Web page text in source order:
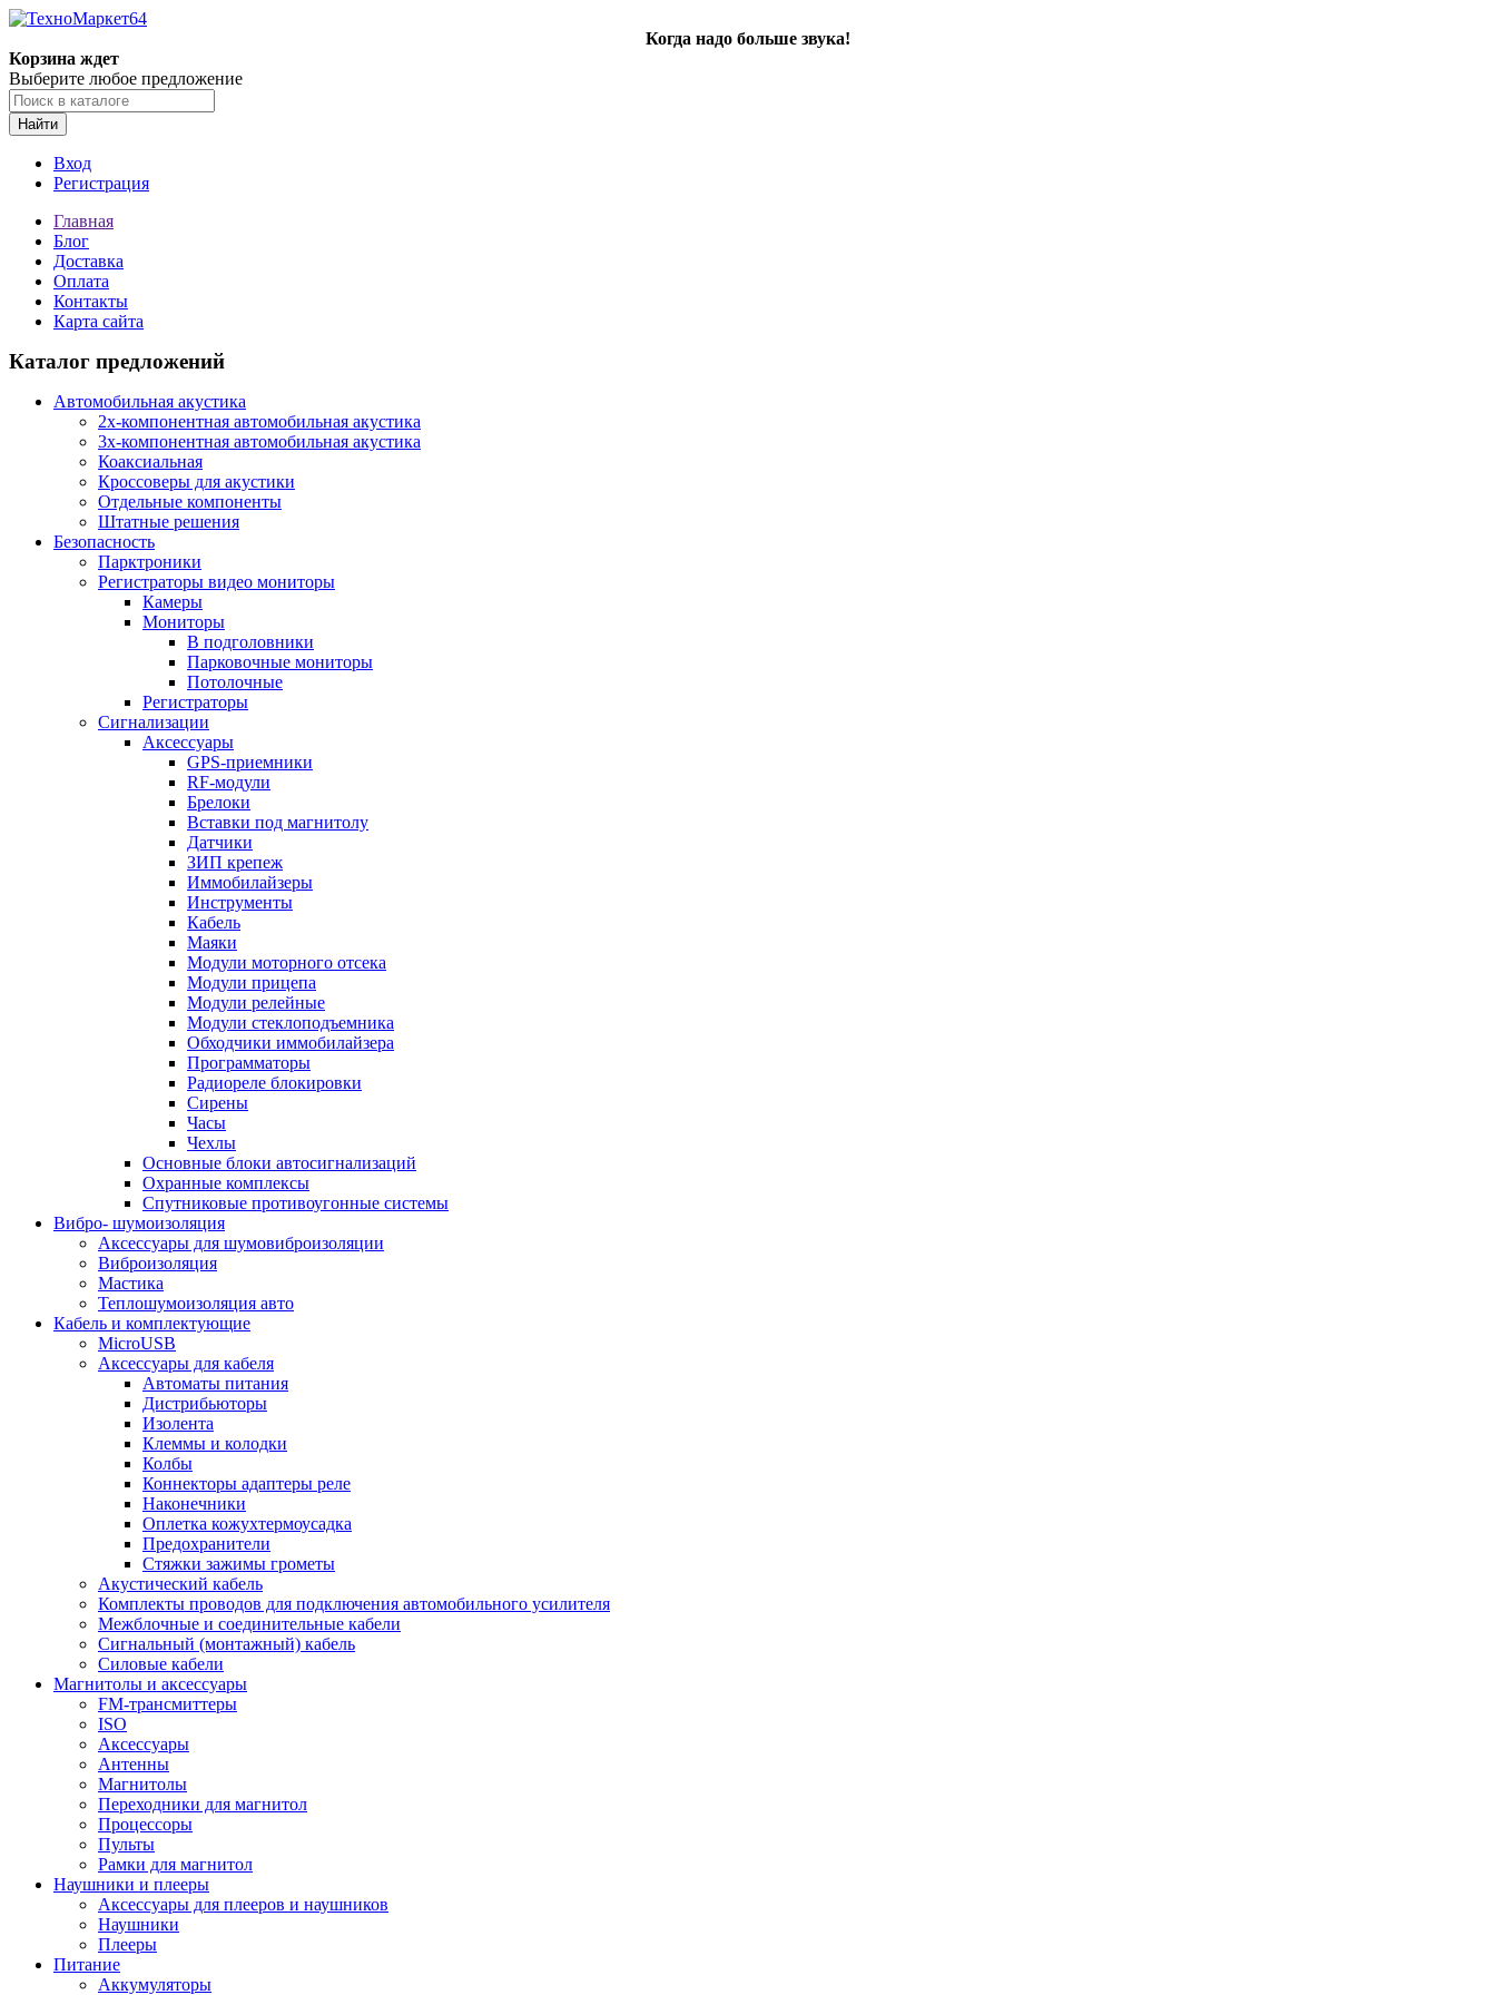
Когда надо больше звука!
Корзина ждет
Выберите любое предложение
Найти
Вход
Регистрация
Главная
Блог
Доставка
Оплата
Контакты
Карта сайта
Каталог предложений
Автомобильная акустика
2х-компонентная автомобильная акустика
3х-компонентная автомобильная акустика
Коаксиальная
Кроссоверы для акустики
Отдельные компоненты
Штатные решения
Безопасность
Парктроники
Регистраторы видео мониторы
Камеры
Мониторы
В подголовники
Парковочные мониторы
Потолочные
Регистраторы
Сигнализации
Аксессуары
GPS-приемники
RF-модули
Брелоки
Вставки под магнитолу
Датчики
ЗИП крепеж
Иммобилайзеры
Инструменты
Кабель
Маяки
Модули моторного отсека
Модули прицепа
Модули релейные
Модули стеклоподъемника
Обходчики иммобилайзера
Программаторы
Радиореле блокировки
Сирены
Часы
Чехлы
Основные блоки автосигнализаций
Охранные комплексы
Спутниковые противоугонные системы
Вибро- шумоизоляция
Аксессуары для шумовиброизоляции
Виброизоляция
Мастика
Теплошумоизоляция авто
Кабель и комплектующие
MicroUSB
Аксессуары для кабеля
Автоматы питания
Дистрибьюторы
Изолента
Клеммы и колодки
Колбы
Коннекторы адаптеры реле
Наконечники
Оплетка кожухтермоусадка
Предохранители
Стяжки зажимы грометы
Акустический кабель
Комплекты проводов для подключения автомобильного усилителя
Межблочные и соединительные кабели
Сигнальный (монтажный) кабель
Силовые кабели
Магнитолы и аксессуары
FM-трансмиттеры
ISO
Аксессуары
Антенны
Магнитолы
Переходники для магнитол
Процессоры
Пульты
Рамки для магнитол
Наушники и плееры
Аксессуары для плееров и наушников
Наушники
Плееры
Питание
Аккумуляторы